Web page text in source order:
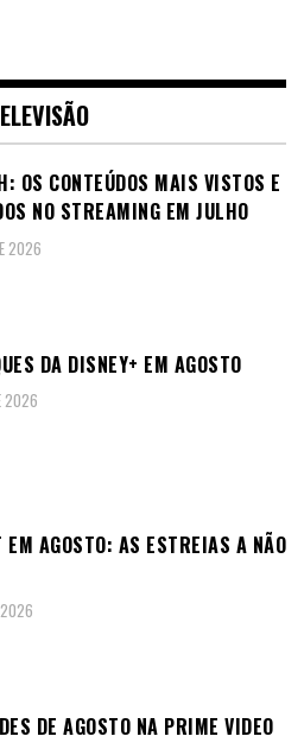
OS CONTEÚDOS MAIS VISTOS E
NO STREAMING EM JULHO
2026
DA DISNEY+ EM AGOSTO
2026
AGOSTO: AS ESTREIAS A NÃO
2026
DE AGOSTO NA PRIME VIDEO